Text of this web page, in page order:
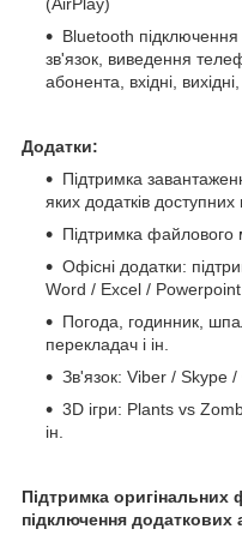
(AirPlay)
Bluetooth
зв'язок, виведення
абонента, вхідні,
Додатки:
Підтримка
яких додатків
Підтримка
Офісні додатки:
Word / Excel /
Погода, годинник,
перекладач і ін.
Зв'язок: Viber / Skype /
3D ігри: Plants vs
ін.
Підтримка оригінальних
підключення додаткових